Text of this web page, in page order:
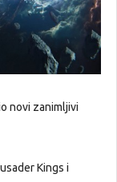
novi zanimljivi
Kings i